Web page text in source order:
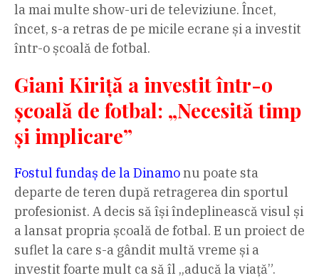
la mai multe show-uri de televiziune. Încet,
încet, s-a retras de pe micile ecrane și a investit
într-o școală de fotbal.
Giani Kiriță a investit într-o
școală de fotbal: „Necesită timp
și implicare”
Fostul fundaș de la Dinamonu poate sta
departe de teren după retragerea din sportul
profesionist. A decis să își îndeplinească visul și
a lansat propria școală de fotbal. E un proiect de
suflet la care s-a gândit multă vreme și a
investit foarte mult ca să îl „aducă la viață”.